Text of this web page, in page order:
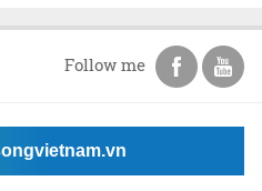
Follow me